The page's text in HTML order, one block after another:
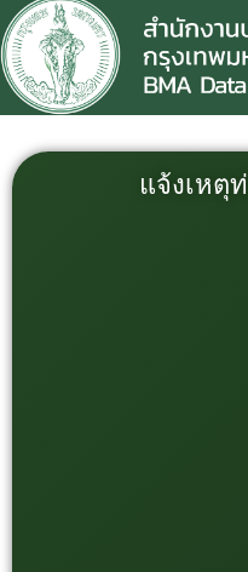
แจ้งเหตุ